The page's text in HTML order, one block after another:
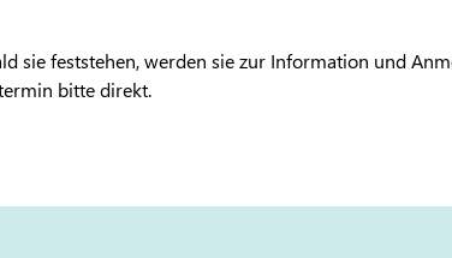
sie feststehen, werden sie zur Information und
bitte direkt.